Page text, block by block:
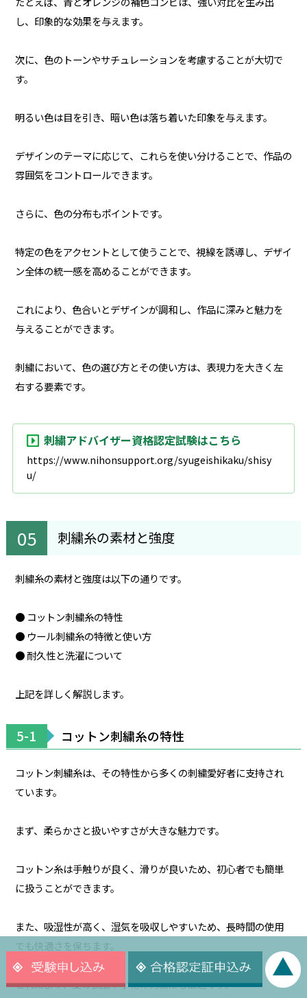
し、印象的な効果を与えます。
次に、色のトーンやサチュレーションを考慮することが大切で
す。
明るい色は目を引き、暗い色は落ち着いた印象を与えます。
デザインのテーマに応じて、これらを使い分けることで、作品の
雰囲気をコントロールできます。
さらに、色の分布もポイントです。
特定の色をアクセントとして使うことで、視線を誘導し、デザイ
ン全体の統一感を高めることができます。
これにより、色合いとデザインが調和し、作品に深みと魅力を
与えることができます。
刺繍において、色の選び方とその使い方は、表現力を大きく左
右する要素です。
刺繍アドバイザー資格認定試験はこちら
https://www.nihonsupport.org/syugeishikaku/shisy
u/
刺繍糸の素材と強度
刺繍糸の素材と強度は以下の通りです。
● コットン刺繍糸の特性
● ウール刺繍糸の特徴と使い方
● 耐久性と洗濯について
上記を詳しく解説します。
5-1 コットン刺繍糸の特性
コットン刺繍糸は、その特性から多くの刺繍愛好者に支持され
ています。
まず、柔らかさと扱いやすさが大きな魅力です。
コットン糸は手触りが良く、滑りが良いため、初心者でも簡単
に扱うことができます。
また、吸湿性が高く、湿気を吸収しやすいため、長時間の使用
でも快適さを保ちます。
これにより、夏の衣服や小物の刺繍にも最適です。